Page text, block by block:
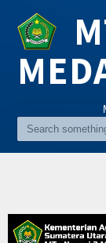
Tokoh
Video